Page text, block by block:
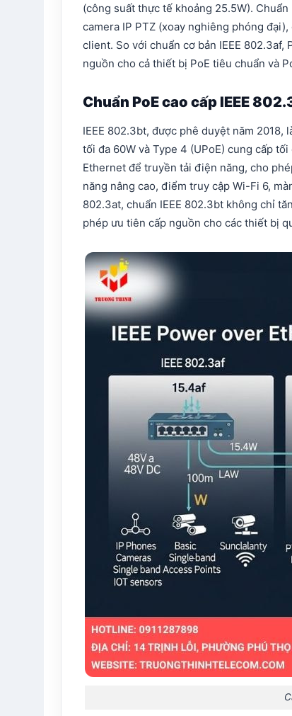
(công suất thực tế khoảng 25.5W).
camera IP PTZ (xoay nghiêng phóng
client. So với chuẩn cơ bản IEEE
nguồn cho cả thiết bị PoE tiêu chuẩn và
Chuẩn PoE cao cấp IEEE
IEEE 802.3bt, được phê duyệt năm 2018,
tối đa 60W và Type 4 (UPoE) cung cấp
Ethernet để truyền tải điện năng, cho
năng nâng cao, điểm truy cập Wi-Fi 6,
802.3at, chuẩn IEEE 802.3bt không chỉ
phép ưu tiên cấp nguồn cho các thiết bị